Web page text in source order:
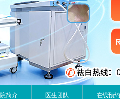
简介 医生团队 在线预约